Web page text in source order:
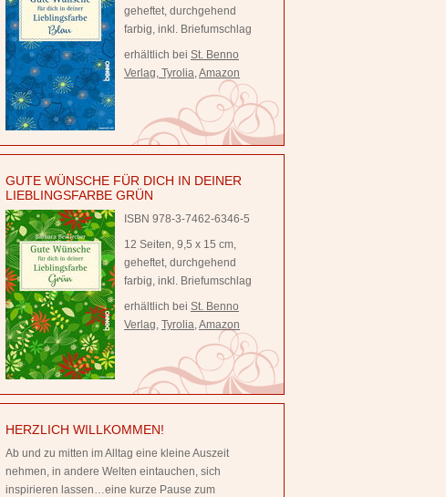
geheftet, durchgehend
farbig, inkl. Briefumschlag
erhältlich bei St. Benno
Verlag, Tyrolia,Amazon
GUTE WÜNSCHE FÜR DICH IN DEINER
LIEBLINGSFARBE GRÜN
ISBN 978-3-7462-6346-5
12 Seiten, 9,5 x 15 cm,
geheftet, durchgehend
farbig, inkl. Briefumschlag
erhältlich bei St. Benno
Verlag, Tyrolia,Amazon
HERZLICH WILLKOMMEN!
Ab und zu mitten im Alltag eine kleine Auszeit
nehmen, in andere Welten eintauchen, sich
inspirieren lassen…eine kurze Pause zum